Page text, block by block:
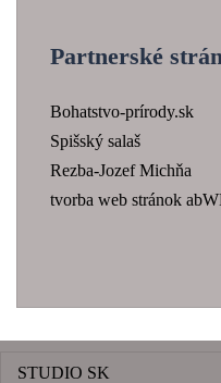
Partnerské
Bohatstvo-prírody.sk
Spišský salaš
Rezba-Jozef Michňa
tvorba web stránok
STUDIO SK